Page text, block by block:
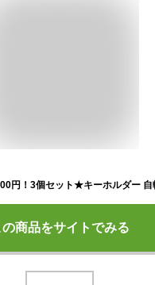
の商品をサイトでみる